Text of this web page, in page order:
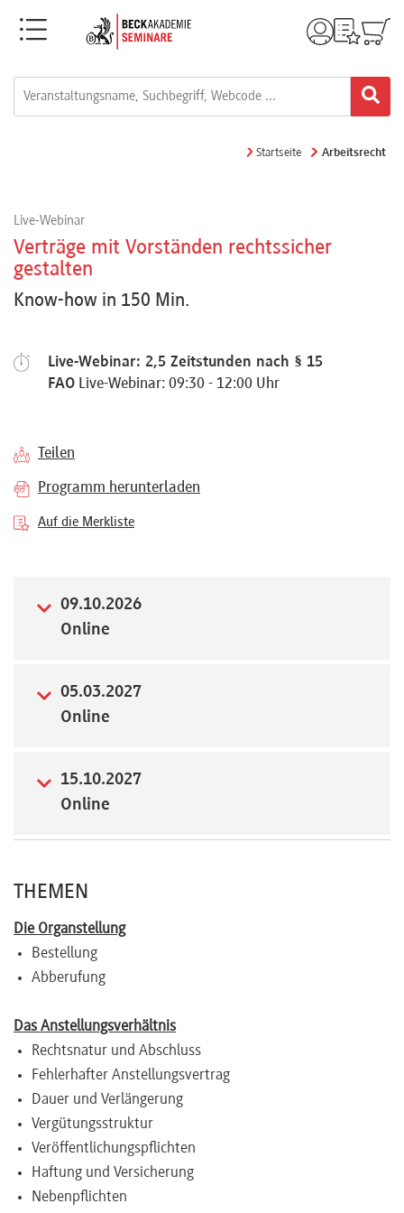
Menü
Webinare
Learnings
Kontakt
Über
Preisvorteile
Newsletter
Startseite Arbeitsrecht
Live-Webinar
Verträge mit Vorständen rechtssicher
gestalten
Know-how in 150 Min.
Live-Webinar: 2,5 Zeitstunden nach § 15
FAO Live-Webinar: 09:30 - 12:00 Uhr
Teilen
Programm herunterladen
Auf die Merkliste
09.10.2026
Online
05.03.2027
Online
15.10.2027
Online
THEMEN
Die Organstellung
Bestellung
Abberufung
Das Anstellungsverhältnis
Rechtsnatur und Abschluss
Fehlerhafter Anstellungsvertrag
Dauer und Verlängerung
Vergütungsstruktur
Veröffentlichungspflichten
Haftung und Versicherung
Nebenpflichten